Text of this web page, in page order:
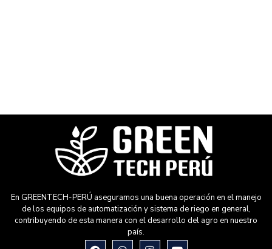
En GREENTECH-PERÚ aseguramos una buena operación en el manejo
de los equipos de automatización y sistema de riego en general,
contribuyendo de esta manera con el desarrollo del agro en nuestro
país.